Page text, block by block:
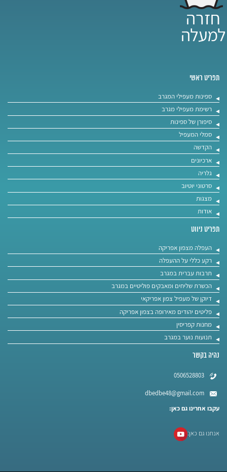
תפריט ראשי
ספינות מעפילי המגרב
רשימת מעפילי מגרב
סיפורן של ספינות
סמלי המעפיל
הקדשה
ארכיונים
גלריה
סרטוני יוטיוב
מצגות
אודות
תפריט ניווט
העפלה מצפון אפריקה
רקע כללי על ההעפלה
תרבות עברית במגרב
הכשרת שליחים ומאבקים פוליטיים במגרב
דיוקן של מעפיל צפון אפריקאי
פליטים יהודים מאירופה בצפון אפריקה
מחנות קפריסין
תנועות נוער במגרב
נהיה בקשר
0506528803
dbedbe48@gmail.com
עקבו אחרינו גם כאן:
אנחנו גם כאן: